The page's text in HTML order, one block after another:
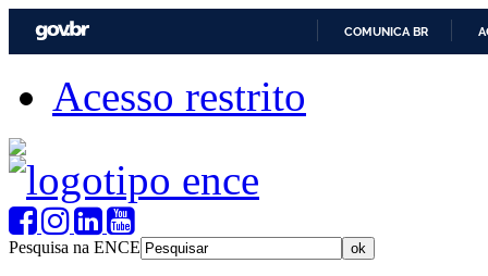
COMUNICA BR
Acesso restrito
Pesquisa na ENCE